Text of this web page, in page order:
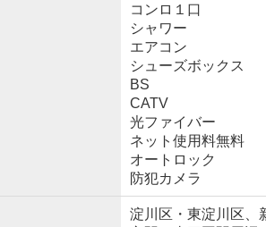
コンロ１口
シャワー
エアコン
シューズボックス
BS
CATV
光ファイバー
ネット使用料無料
オートロック
防犯カメラ
淀川区・東淀川区、